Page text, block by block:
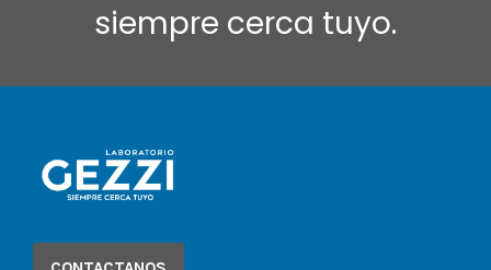
siempre cerca tuyo.